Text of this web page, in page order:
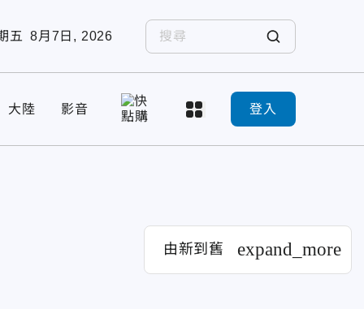
五 8月7日, 2026
大陸 影音 登入
由新到舊 expand_more